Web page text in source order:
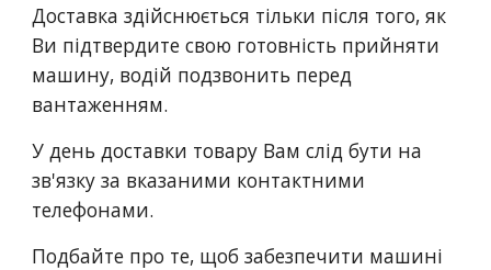
Доставка здійснюється тільки після того, як
Ви підтвердите свою готовність прийняти
машину, водій подзвонить перед
вантаженням.
У день доставки товару Вам слід бути на
зв'язку за вказаними контактними
телефонами.
Подбайте про те, щоб забезпечити машині